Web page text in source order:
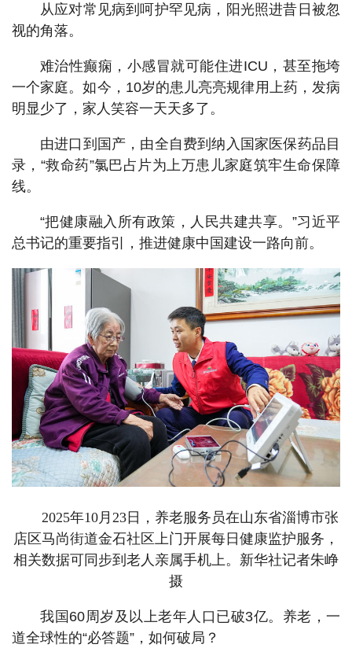
从应对常见病到呵护罕见病，阳光照进昔日被忽
视的角落。
难治性癫痫，小感冒就可能住进ICU，甚至拖垮
一个家庭。如今，10岁的患儿亮亮规律用上药，发病
明显少了，家人笑容一天天多了。
由进口到国产，由全自费到纳入国家医保药品目
录，“救命药”氯巴占片为上万患儿家庭筑牢生命保障
线。
“把健康融入所有政策，人民共建共享。”习近平
总书记的重要指引，推进健康中国建设一路向前。
2025年10月23日，养老服务员在山东省淄博市张
店区马尚街道金石社区上门开展每日健康监护服务，
相关数据可同步到老人亲属手机上。新华社记者朱峥
摄
我国60周岁及以上老年人口已破3亿。养老，一
道全球性的“必答题”，如何破局？